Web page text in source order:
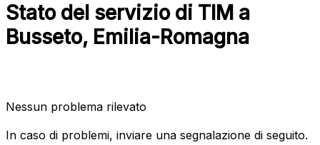
Stato del servizio di TIM a
Busseto, Emilia-Romagna
Nessun problema rilevato
In caso di problemi, inviare una segnalazione di seguito.